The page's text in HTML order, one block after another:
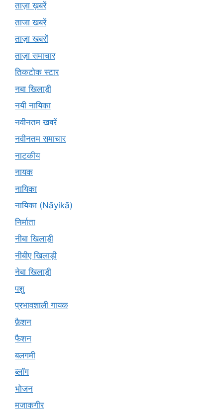
ताज़ा ख़बरें
ताजा खबरें
ताज़ा खबरों
ताज़ा समाचार
तिकटोक स्टार
नबा खिलाड़ी
नयी नायिका
नवीनतम खबरें
नवीनतम समाचार
नाटकीय
नायक
नायिका
नायिका (Nāyikā)
निर्माता
नीबा खिलाड़ी
नीबीए खिलाड़ी
नेबा खिलाड़ी
पशु
प्रभावशाली गायक
फ़ैशन
फैशन
बलगमी
ब्लॉग
भोजन
मज़ाकगीर